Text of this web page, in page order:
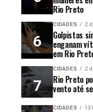
Rio Preto
CIDADES 2
Golpistas
enganam
em Rio
CIDADES 2
Rio Preto
vento até
CIDADES 13